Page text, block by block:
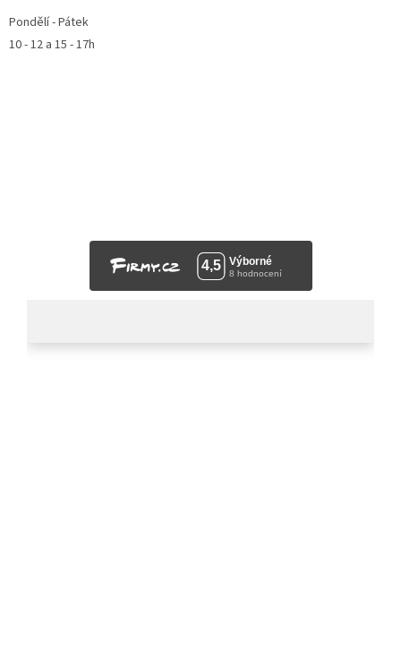
Pondělí - Pátek
10 - 12 a 15 - 17h